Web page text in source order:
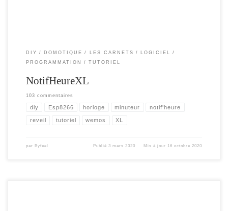
DIY DOMOTIQUE LES CARNETS
LOGICIEL
PROGRAMMATION
TUTORIEL
NotifHeureXL
103 commentaires
diy Esp8266 horloge minuteur notif'heure
reveil tutoriel wemos XL
par Byfeel Publié3 mars 2020 Mis à jour 16 octobre 2020